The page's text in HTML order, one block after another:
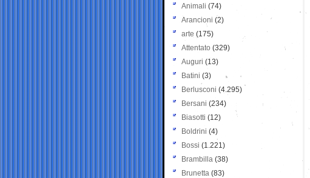
Animali (74)
Arancioni (2)
arte (175)
Attentato (329)
Auguri (13)
Batini (3)
Berlusconi (4.295)
Bersani (234)
Biasotti (12)
Boldrini (4)
Bossi (1.221)
Brambilla (38)
Brunetta (83)